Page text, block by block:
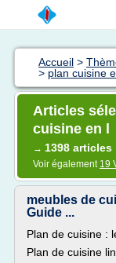
Accueil >
> plan cuisine
Articles
cuisine en l
→ 1398 articles
Voir également 19
meubles de
Guide ...
Plan de cuisine :
Plan de cuisine